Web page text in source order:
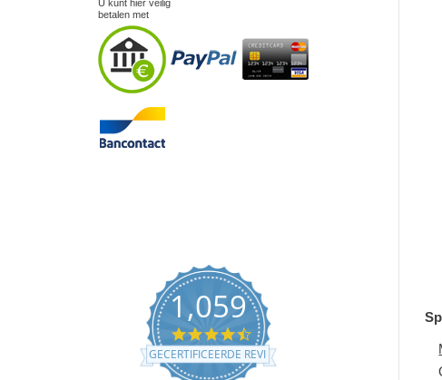
U kunt hier veilig
betalen met
1,059
4.5
star
rating
GECERTIFICEERDE REVIEWS